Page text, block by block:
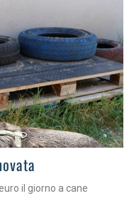
il giorno a cane